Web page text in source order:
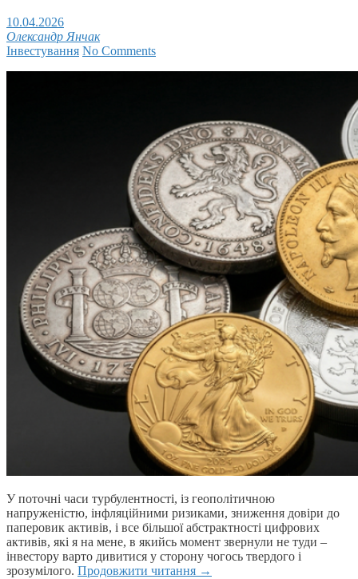
10.04.2026
Олександр Янчак
Інвестування No Comments
У поточні часи турбулентності, із геополітичною
напруженістю, інфляційними ризиками, зниження довіри до
паперовик активів, і все більшої абстрактності цифрових
активів, які я на мене, в якийсь момент звернули не туди –
інвестору варто дивитися у сторону чогось твердого і
зрозумілого. Продовжити читання →